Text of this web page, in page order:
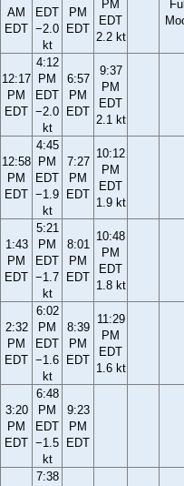
AM
EDT
EDT
−2.0
kt
PM
EDT
PM
EDT
2.2 kt
12:17
PM
EDT
4:12
PM
EDT
−2.0
kt
6:57
PM
EDT
9:37
PM
EDT
2.1 kt
12:58
PM
EDT
4:45
PM
EDT
−1.9
kt
7:27
PM
EDT
10:12
PM
EDT
1.9 kt
1:43
PM
EDT
5:21
PM
EDT
−1.7
kt
8:01
PM
EDT
10:48
PM
EDT
1.8 kt
2:32
PM
EDT
6:02
PM
EDT
−1.6
kt
8:39
PM
EDT
11:29
PM
EDT
1.6 kt
3:20
PM
EDT
6:48
PM
EDT
−1.5
kt
9:23
PM
EDT
7:38